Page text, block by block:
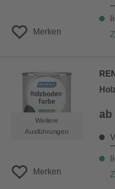
Merken
Weitere
Ausführungen
Merken
ab